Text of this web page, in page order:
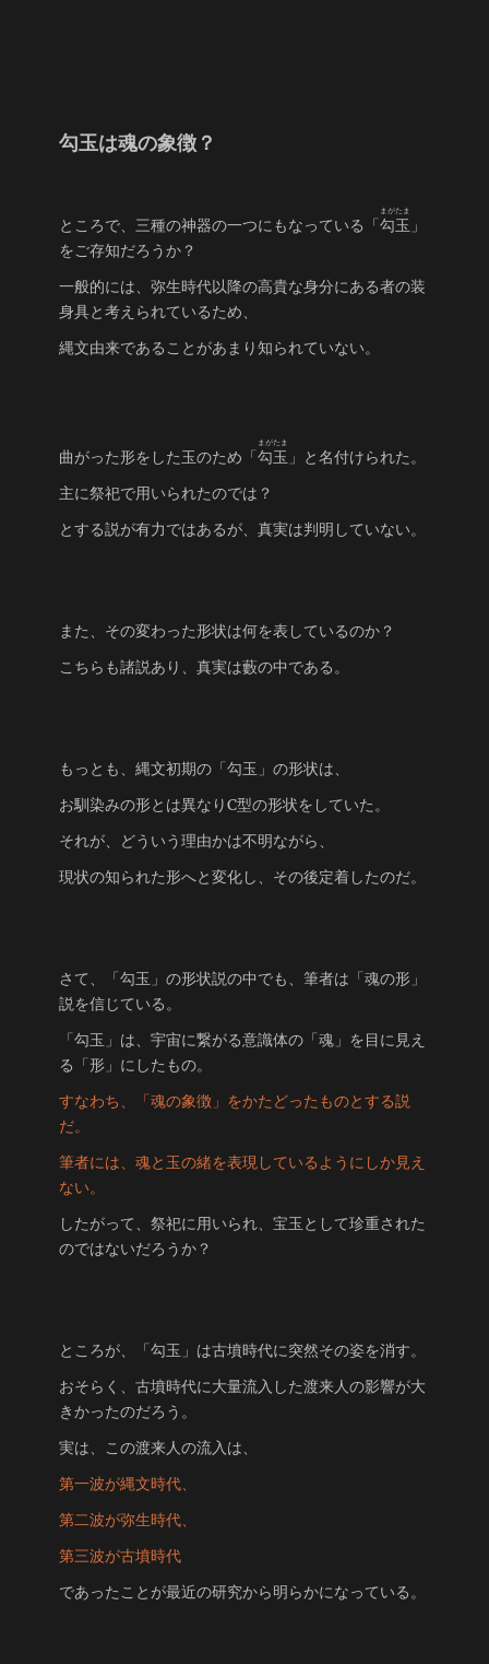
勾玉は魂の象徴？
ところで、三種の神器の一つにもなっている「勾玉
まがたま
」
をご存知だろうか？
一般的には、弥生時代以降の高貴な身分にある者の装
身具と考えられているため、
縄文由来であることがあまり知られていない。
曲がった形をした玉のため「勾玉
まがたま
」と名付けられた。
主に祭祀で用いられたのでは？
とする説が有力ではあるが、真実は判明していない。
また、その変わった形状は何を表しているのか？
こちらも諸説あり、真実は藪の中である。
もっとも、縄文初期の「勾玉」の形状は、
お馴染みの形とは異なりC型の形状をしていた。
それが、どういう理由かは不明ながら、
現状の知られた形へと変化し、その後定着したのだ。
さて、「勾玉」の形状説の中でも、筆者は「魂の形」
説を信じている。
「勾玉」は、宇宙に繋がる意識体の「魂」を目に見え
る「形」にしたもの。
すなわち、「魂の象徴」をかたどったものとする説
だ。
筆者には、魂と玉の緒を表現しているようにしか見え
ない。
したがって、祭祀に用いられ、宝玉として珍重された
のではないだろうか？
ところが、「勾玉」は古墳時代に突然その姿を消す。
おそらく、古墳時代に大量流入した渡来人の影響が大
きかったのだろう。
実は、この渡来人の流入は、
第一波が縄文時代、
第二波が弥生時代、
第三波が古墳時代
であったことが最近の研究から明らかになっている。